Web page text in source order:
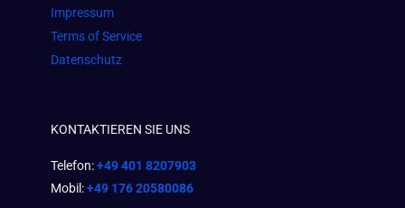
Impressum
Terms of Service
Datenschutz
KONTAKTIEREN SIE UNS
Telefon:+49 401 8207903
Mobil:+49 176 20580086